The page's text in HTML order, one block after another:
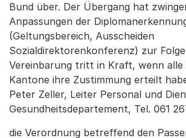
Bund über. Der Übergang hat
Anpassungen der
(Geltungsbereich, Ausscheiden
Sozialdirektorenkonferenz) zur
Vereinbarung tritt in Kraft, wenn alle
Kantone ihre Zustimmung erteilt
Peter Zeller, Leiter Personal und
Gesundheitsdepartement, Tel. 061
die Verordnung betreffend den